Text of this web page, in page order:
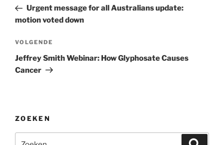
bericht
Urgent message for all Australians update:
motion voted down
Volgend
bericht
VOLGENDE
Jeffrey Smith Webinar: How Glyphosate Causes
Cancer
ZOEKEN